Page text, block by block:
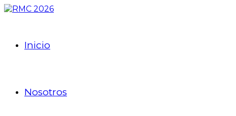
Inicio
Nosotros